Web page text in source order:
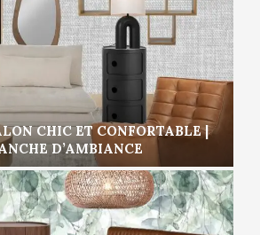
CHIC ET CONFORTABLE |
D’AMBIANCE